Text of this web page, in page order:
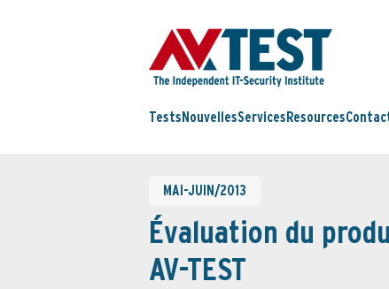
Tests NouvellesServices Resources
MAI-JUIN/2013
Évaluation du
AV-TEST